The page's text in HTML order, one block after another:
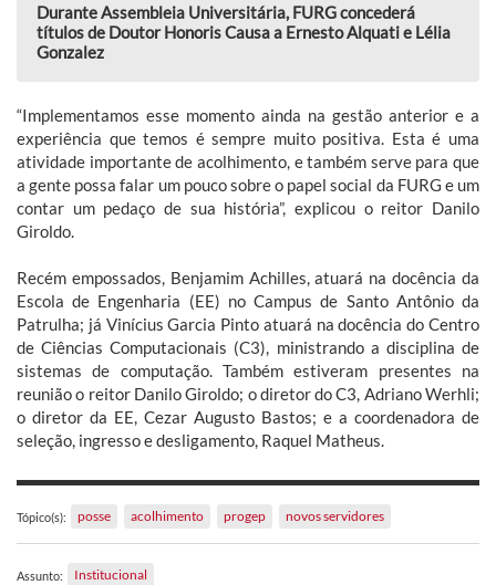
Durante Assembleia Universitária, FURG concederá
títulos de Doutor Honoris Causa a Ernesto Alquati e Lélia
Gonzalez
“Implementamos esse momento ainda na gestão anterior e a
experiência que temos é sempre muito positiva. Esta é uma
atividade importante de acolhimento, e também serve para que
a gente possa falar um pouco sobre o papel social da FURG e um
contar um pedaço de sua história”, explicou o reitor Danilo
Giroldo.
Recém empossados, Benjamim Achilles, atuará na docência da
Escola de Engenharia (EE) no Campus de Santo Antônio da
Patrulha; já Vinícius Garcia Pinto atuará na docência do Centro
de Ciências Computacionais (C3), ministrando a disciplina de
sistemas de computação. Também estiveram presentes na
reunião o reitor Danilo Giroldo; o diretor do C3, Adriano Werhli;
o diretor da EE, Cezar Augusto Bastos; e a coordenadora de
seleção, ingresso e desligamento, Raquel Matheus.
Tópico(s): posse acolhimento progep novos servidores
Assunto: Institucional